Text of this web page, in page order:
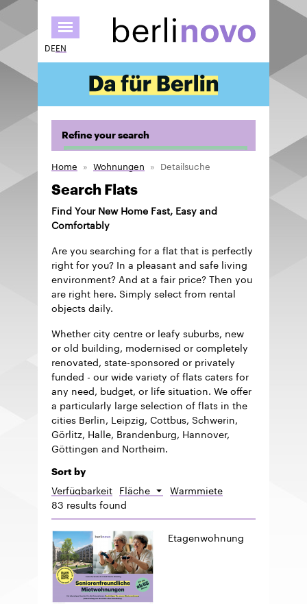
to
main
DEEN
Refine your search
Home Wohnungen Detailsuche
Search Flats
Find Your New Home Fast, Easy and
Comfortably
Are you searching for a flat that is perfectly
right for you? In a pleasant and safe living
environment? And at a fair price? Then you
are right here. Simply select from rental
objects daily.
Whether city centre or leafy suburbs, new
or old building, modernised or completely
renovated, state-sponsored or privately
funded - our wide variety of flats caters for
any need, budget, or life situation. We offer
a particularly large selection of flats in the
cities Berlin, Leipzig, Cottbus, Schwerin,
Görlitz, Halle, Brandenburg, Hannover,
Göttingen and Northeim.
Sort by
Verfügbarkeit Fläche SortWarmmiete
83 results found
Etagenwohnung